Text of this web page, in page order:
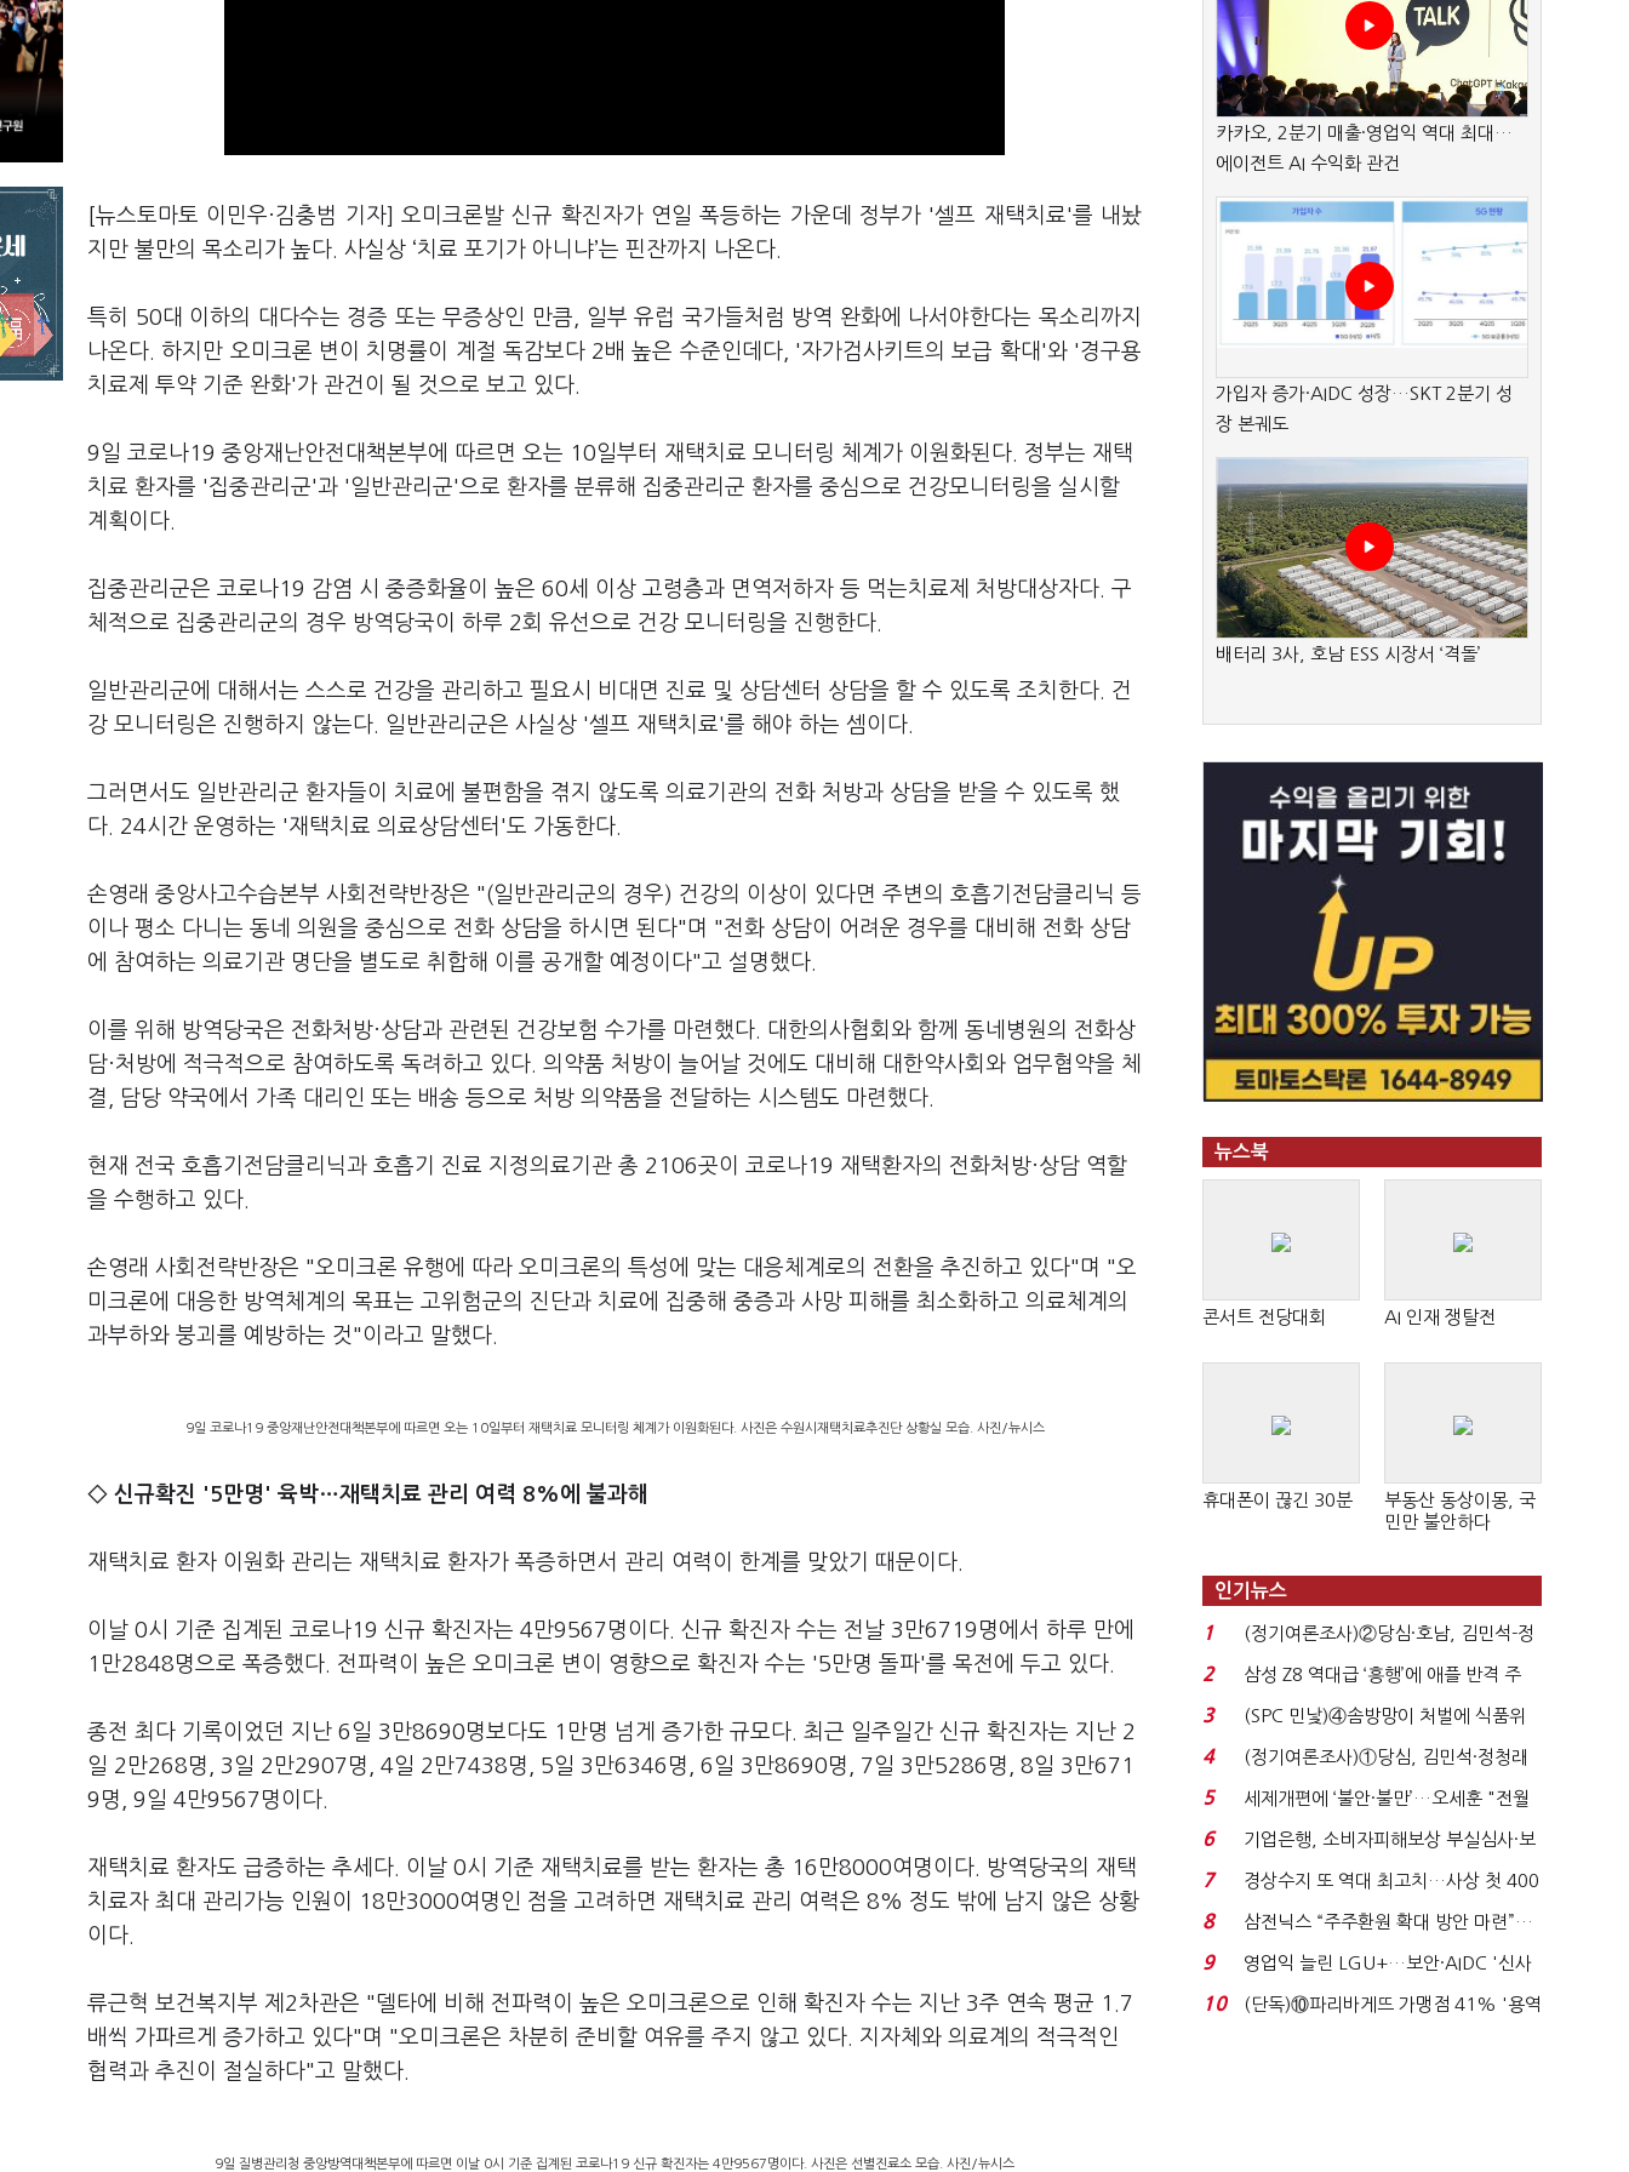
[뉴스토마토 이민우·김충범 기자] 오미크론발 신규 확진자가 연일 폭등하는 가운데 정부가 '셀프 재택치료'를 내놨
지만 불만의 목소리가 높다. 사실상 ‘치료 포기가 아니냐’는 핀잔까지 나온다.
특히 50대 이하의 대다수는 경증 또는 무증상인 만큼, 일부 유럽 국가들처럼 방역 완화에 나서야한다는 목소리까지
나온다. 하지만 오미크론 변이 치명률이 계절 독감보다 2배 높은 수준인데다, '자가검사키트의 보급 확대'와 '경구용
치료제 투약 기준 완화'가 관건이 될 것으로 보고 있다.
9일 코로나19 중앙재난안전대책본부에 따르면 오는 10일부터 재택치료 모니터링 체계가 이원화된다. 정부는 재택
치료 환자를 '집중관리군'과 '일반관리군'으로 환자를 분류해 집중관리군 환자를 중심으로 건강모니터링을 실시할
계획이다.
집중관리군은 코로나19 감염 시 중증화율이 높은 60세 이상 고령층과 면역저하자 등 먹는치료제 처방대상자다. 구
체적으로 집중관리군의 경우 방역당국이 하루 2회 유선으로 건강 모니터링을 진행한다.
일반관리군에 대해서는 스스로 건강을 관리하고 필요시 비대면 진료 및 상담센터 상담을 할 수 있도록 조치한다. 건
강 모니터링은 진행하지 않는다. 일반관리군은 사실상 '셀프 재택치료'를 해야 하는 셈이다.
그러면서도 일반관리군 환자들이 치료에 불편함을 겪지 않도록 의료기관의 전화 처방과 상담을 받을 수 있도록 했
다. 24시간 운영하는 '재택치료 의료상담센터'도 가동한다.
손영래 중앙사고수습본부 사회전략반장은 "(일반관리군의 경우) 건강의 이상이 있다면 주변의 호흡기전담클리닉 등
이나 평소 다니는 동네 의원을 중심으로 전화 상담을 하시면 된다"며 "전화 상담이 어려운 경우를 대비해 전화 상담
에 참여하는 의료기관 명단을 별도로 취합해 이를 공개할 예정이다"고 설명했다.
이를 위해 방역당국은 전화처방·상담과 관련된 건강보험 수가를 마련했다. 대한의사협회와 함께 동네병원의 전화상
담·처방에 적극적으로 참여하도록 독려하고 있다. 의약품 처방이 늘어날 것에도 대비해 대한약사회와 업무협약을 체
결, 담당 약국에서 가족 대리인 또는 배송 등으로 처방 의약품을 전달하는 시스템도 마련했다.
현재 전국 호흡기전담클리닉과 호흡기 진료 지정의료기관 총 2106곳이 코로나19 재택환자의 전화처방·상담 역할
을 수행하고 있다.
손영래 사회전략반장은 "오미크론 유행에 따라 오미크론의 특성에 맞는 대응체계로의 전환을 추진하고 있다"며 "오
미크론에 대응한 방역체계의 목표는 고위험군의 진단과 치료에 집중해 중증과 사망 피해를 최소화하고 의료체계의
과부하와 붕괴를 예방하는 것"이라고 말했다.
9일 코로나19 중앙재난안전대책본부에 따르면 오는 10일부터 재택치료 모니터링 체계가 이원화된다. 사진은 수원시재택치료추진단 상황실 모습. 사진/뉴시스
◇ 신규확진 '5만명' 육박…재택치료 관리 여력 8%에 불과해
재택치료 환자 이원화 관리는 재택치료 환자가 폭증하면서 관리 여력이 한계를 맞았기 때문이다.
이날 0시 기준 집계된 코로나19 신규 확진자는 4만9567명이다. 신규 확진자 수는 전날 3만6719명에서 하루 만에
1만2848명으로 폭증했다. 전파력이 높은 오미크론 변이 영향으로 확진자 수는 '5만명 돌파'를 목전에 두고 있다.
종전 최다 기록이었던 지난 6일 3만8690명보다도 1만명 넘게 증가한 규모다. 최근 일주일간 신규 확진자는 지난 2
일 2만268명, 3일 2만2907명, 4일 2만7438명, 5일 3만6346명, 6일 3만8690명, 7일 3만5286명, 8일 3만671
9명, 9일 4만9567명이다.
재택치료 환자도 급증하는 추세다. 이날 0시 기준 재택치료를 받는 환자는 총 16만8000여명이다. 방역당국의 재택
치료자 최대 관리가능 인원이 18만3000여명인 점을 고려하면 재택치료 관리 여력은 8% 정도 밖에 남지 않은 상황
이다.
류근혁 보건복지부 제2차관은 "델타에 비해 전파력이 높은 오미크론으로 인해 확진자 수는 지난 3주 연속 평균 1.7
배씩 가파르게 증가하고 있다"며 "오미크론은 차분히 준비할 여유를 주지 않고 있다. 지자체와 의료계의 적극적인
협력과 추진이 절실하다"고 말했다.
9일 질병관리청 중앙방역대책본부에 따르면 이날 0시 기준 집계된 코로나19 신규 확진자는 4만9567명이다. 사진은 선별진료소 모습. 사진/뉴시스
카카오, 2분기 매출·영업익 역대 최대…
에이전트 AI 수익화 관건
가입자 증가·AIDC 성장…SKT 2분기 성
장 본궤도
배터리 3사, 호남 ESS 시장서 ‘격돌’
뉴스북
콘서트 전당대회 AI 인재 쟁탈전
휴대폰이 끊긴 30분
부동산 동상이몽, 국
민만 불안하다
인기뉴스
1
(정기여론조사)②당심·호남, 김민석-정
청래 '초접전'...
2
삼성 Z8 역대급 ‘흥행’에 애플 반격 주
목…9월 ‘폴...
3
(SPC 민낯)④솜방망이 처벌에 식품위
생법 위반 반복...
4
(정기여론조사)①당심, 김민석·정청래
'초접전'…대통령 ...
5
세제개편에 ‘불안·불만’…오세훈 "전월
세 구하기 더 ...
6
기업은행, 소비자피해보상 부실심사·보
이스피싱 공시 ...
7
경상수지 또 역대 최고치…사상 첫 400
억달러에 '3% 성...
8
삼전닉스 “주주환원 확대 방안 마련”…
로이터에 성명...
9
영업익 늘린 LGU+…보안·AIDC '신사
업 드라이브'...
10
(단독)⑩파리바게뜨 가맹점 41% '용역